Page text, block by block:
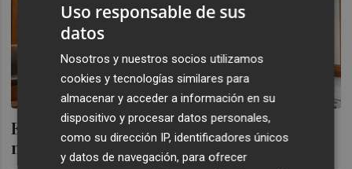
El 'blockchain' sienta las bases de "un
nuevo sistema económico y financiero
Uso responsable de sus
datos
Nosotros y nuestros socios utilizamos
cookies y tecnologías similares para
almacenar y acceder a información en su
dispositivo y procesar datos personales,
como su dirección IP, identificadores únicos
y datos de navegación, para ofrecer